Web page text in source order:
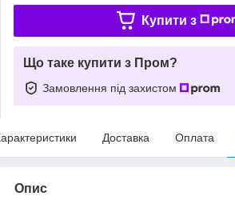
Купити з
Що таке купити з Пром?
Замовлення під захистом
Доставка Оплата
Опис